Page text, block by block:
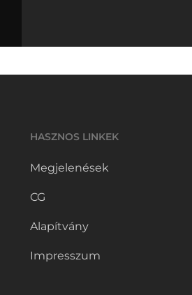
HASZNOS LINKEK
Megjelenések
CG
Alapítvány
Impresszum